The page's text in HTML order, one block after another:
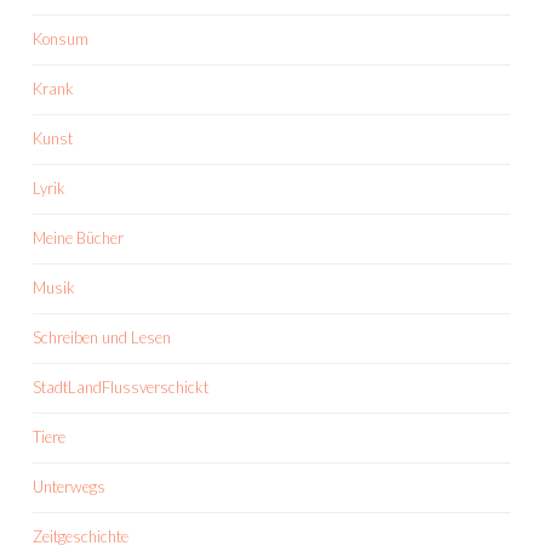
Konsum
Krank
Kunst
Lyrik
Meine Bücher
Musik
Schreiben und Lesen
StadtLandFlussverschickt
Tiere
Unterwegs
Zeitgeschichte